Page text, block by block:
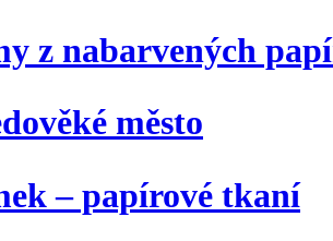
z nabarvených
město
– papírové tkaní